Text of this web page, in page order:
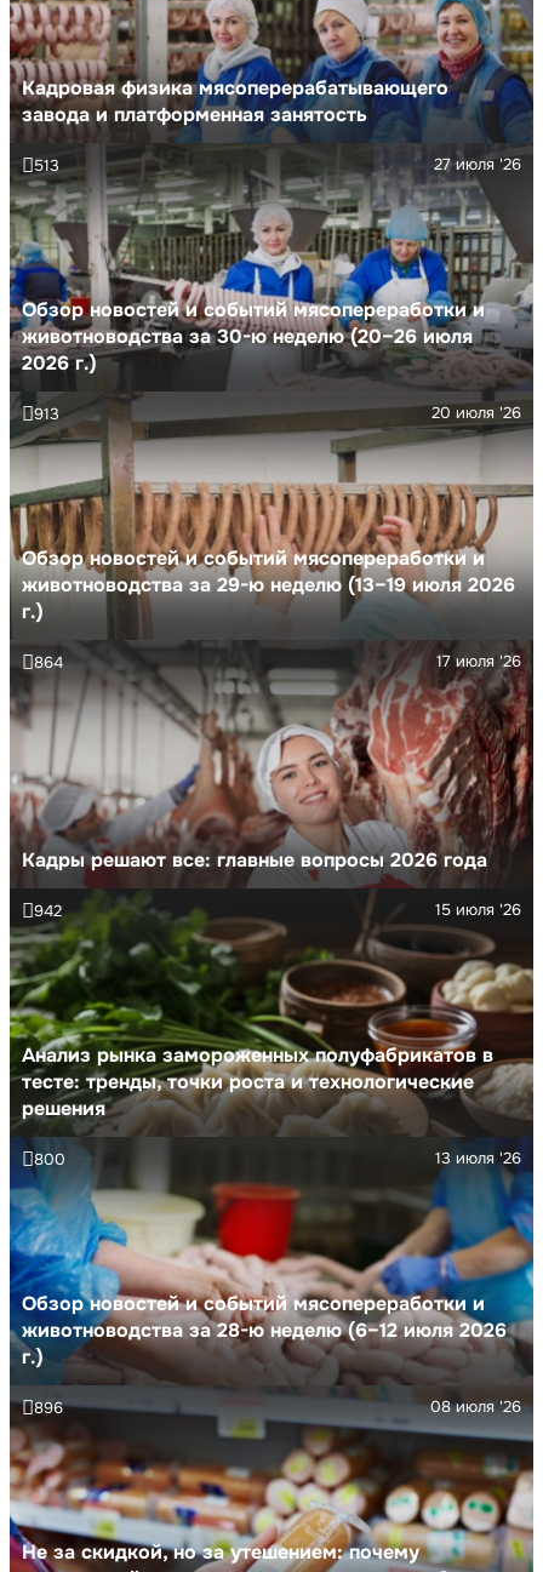
Кадровая физика мясоперерабатывающего
завода и платформенная занятость
Обзор новостей и событий мясопереработки и
животноводства за 30-ю неделю (20–26 июля
2026 г.)
27 июля '26
513
Обзор новостей и событий мясопереработки и
животноводства за 29-ю неделю (13–19 июля 2026
г.)
20 июля '26
913
Кадры решают все: главные вопросы 2026 года
17 июля '26
864
Анализ рынка замороженных полуфабрикатов в
тесте: тренды, точки роста и технологические
решения
15 июля '26
942
Обзор новостей и событий мясопереработки и
животноводства за 28-ю неделю (6–12 июля 2026
г.)
13 июля '26
800
Не за скидкой, но за утешением: почему
08 июля '26
896